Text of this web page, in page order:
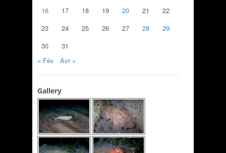
16
17 18 19 20 21
22
23
24 25 26 27 28
29
30
31
« Fév
Avr »
Gallery